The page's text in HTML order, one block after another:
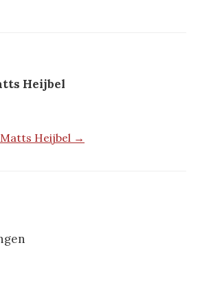
Heijbel
Matts Heijbel →